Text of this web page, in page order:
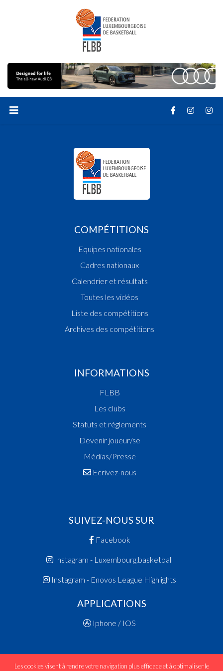
COMPÉTITIONS
Equipes nationales
Cadres nationaux
Calendrier et résultats
Toutes les vidéos
Liste des compétitions
Archives des compétitions
INFORMATIONS
FLBB
Les clubs
Statuts et réglements
Devenir joueur/se
Médias/Presse
Ecrivez-nous
SUIVEZ-NOUS SUR
Facebook
Instagram - Luxembourg.basketball
Instagram - Enovos League Highlights
APPLICATIONS
Iphone / IOS
Les cookies visent à rendre votre navigation plus efficace et à optimaliser le